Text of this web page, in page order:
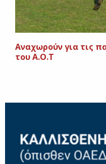
Αναχωρούν για τις
του Α.Ο.Τ